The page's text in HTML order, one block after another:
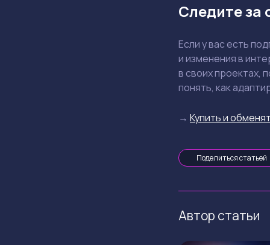
Следите за
Если у вас есть
и изменения в
в своих проектах,
понять, как
→ Купить и
Поделиться статьей
Автор статьи